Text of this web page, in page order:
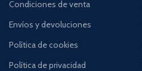
Condiciones de venta
Envíos y devoluciones
Política de cookies
Política de privacidad